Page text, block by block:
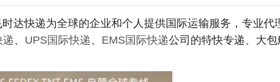
达快递为全球的企业和个人提供国际运输服务，专业代
递 、 UPS国际快递 、 EMS国际快递公司的特快专递、大包